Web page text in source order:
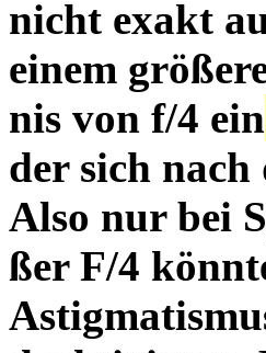
nicht exakt
einem
nis von f/4 ein
der sich nach
Also nur bei
ßer F/4